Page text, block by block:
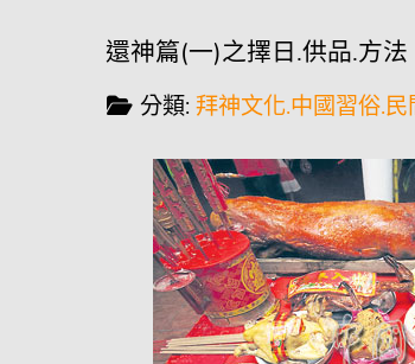
還神篇(一)之擇日.供品.方法
分類: 拜神文化.中國習俗.民